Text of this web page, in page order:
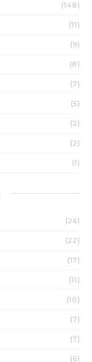
(148)
(11)
(9)
(8)
(7)
(5)
(2)
(2)
(1)
(26)
(22)
(17)
(11)
(10)
(7)
(7)
(6)